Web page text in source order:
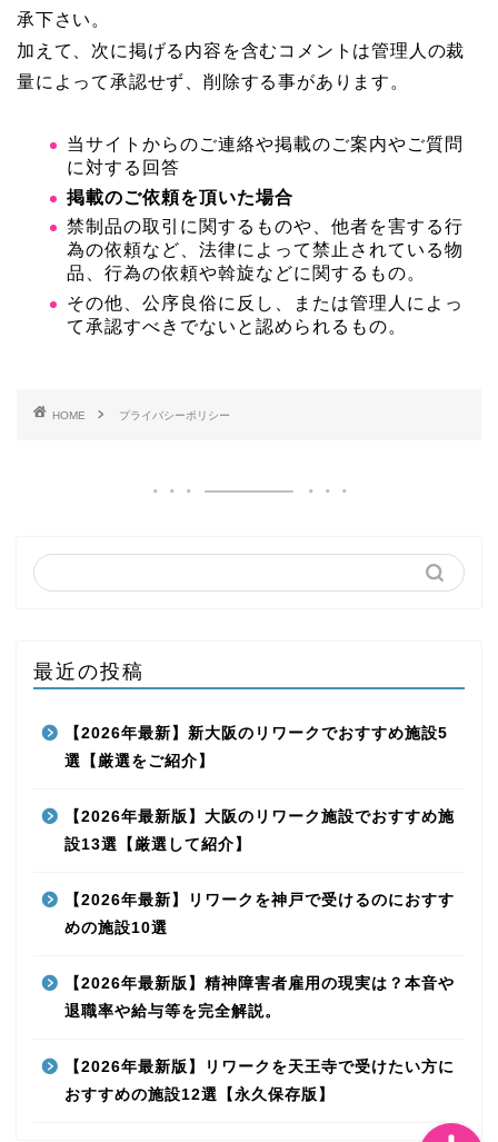
承下さい。
加えて、次に掲げる内容を含むコメントは管理人の裁
量によって承認せず、削除する事があります。
当サイトからのご連絡や掲載のご案内やご質問
に対する回答
掲載のご依頼を頂いた場合
禁制品の取引に関するものや、他者を害する行
為の依頼など、法律によって禁止されている物
品、行為の依頼や斡旋などに関するもの。
その他、公序良俗に反し、または管理人によっ
て承認すべきでないと認められるもの。
HOME プライバシーポリシー
最近の投稿
【2026年最新】新大阪のリワークでおすすめ施設5
選【厳選をご紹介】
【2026年最新版】大阪のリワーク施設でおすすめ施
設13選【厳選して紹介】
【2026年最新】リワークを神戸で受けるのにおすす
めの施設10選
【2026年最新版】精神障害者雇用の現実は？本音や
退職率や給与等を完全解説。
【2026年最新版】リワークを天王寺で受けたい方に
おすすめの施設12選【永久保存版】
大阪のリワーク施設11選